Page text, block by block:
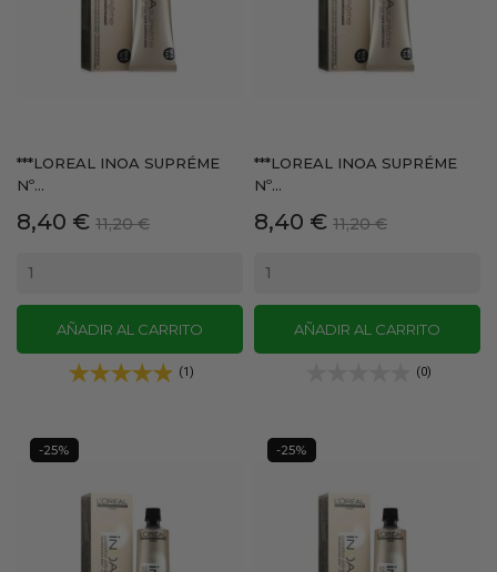
***LOREAL INOA SUPRÉME
Nº...
Precio
8,40 € Precio
11,20 €
AÑADIR AL CARRITO
(1)
***LOREAL INOA SUPRÉME
Nº...
Precio
8,40 € Precio
11,20 €
AÑADIR AL CARRITO
(0)
-25% -25%